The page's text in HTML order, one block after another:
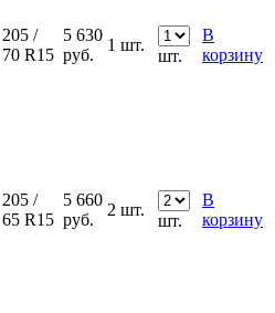
205 /
70 R15
5 630
руб.
1 шт.
шт.
В
корзину
205 /
65 R15
5 660
руб.
2 шт.
шт.
В
корзину